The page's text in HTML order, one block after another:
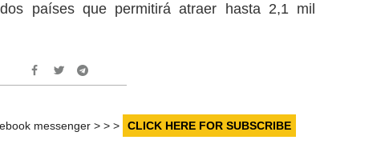
países que permitirá atraer hasta 2,1 mil
messenger > > > CLICK HERE FOR SUBSCRIBE